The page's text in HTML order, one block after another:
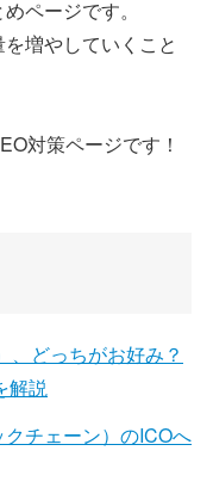
ページです。
増やしていくこと
対策ページです！
、どっちがお好み？
解説
チェーン）のICOへ